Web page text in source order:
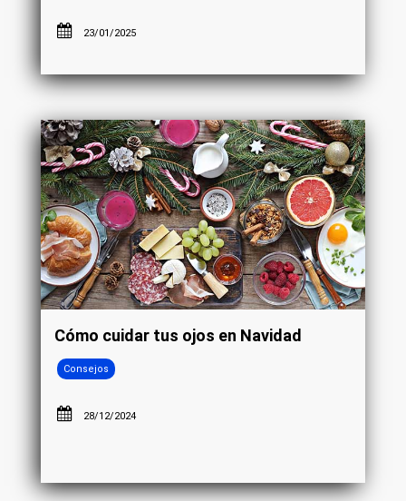
23/01/2025
Cómo cuidar tus ojos en Navidad
Consejos
28/12/2024